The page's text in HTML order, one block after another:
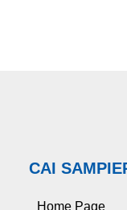
CAI
Home Page